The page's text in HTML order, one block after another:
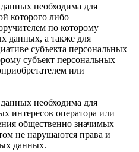
необходима для
которого либо
по которому
данных, а также для
субъекта персональных
субъект персональных
или
необходима для
интересов оператора или
общественно значимых
не нарушаются права и
данных.